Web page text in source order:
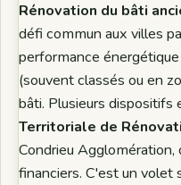
Rénovation du bâti
défi commun aux villes
performance
(souvent classés ou en
bâti. Plusieurs dispositifs
Territoriale de
Condrieu
financiers. C'est un volet